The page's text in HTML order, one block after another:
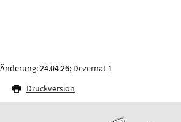
24.04.26; Dezernat 1
Druckversion